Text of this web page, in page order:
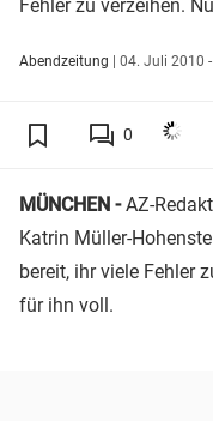
Fehler zu verzeihen.
Abendzeitung | 04. Juli 2010
0
MÜNCHEN -AZ-
Katrin Müller-
bereit, ihr viele Fehler
für ihn voll.